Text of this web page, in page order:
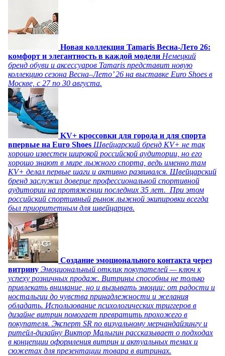
Новая коллекция Tamaris Весна-Лето 26:
комфорт и элегантность в каждой модели Немецкий
бренд обуви и аксессуаров Tamaris представит новую
коллекцию сезона Весна–Лето’ 26 на выставке Euro Shoes в
Москве, с 27 по 30 августа.
KV+ кроссовки для города и для спорта
впервые на Euro Shoes Швейцарский бренд KV+ не так
хорошо известен широкой российской аудитории, но его
хорошо знают в мире лыжного спорта, ведь именно там
KV+ делал первые шаги и активно развивался. Швейцарский
бренд заслужил доверие профессиональной спортивной
аудитории на протяжении последних 35 лет. При этом
российский спортивный рынок лыжной экипировки всегда
был приоритетным для швейцарцев.
Создание эмоционального контакта через
витрину Эмоциональный отклик покупателей — ключ к
успеху розничных продаж. Витрины способны не только
привлекать внимание, но и вызывать эмоции: от радости и
ностальгии до чувства принадлежности и желания
обладать. Использование психологических триггеров в
дизайне витрин помогает превратить прохожего в
покупателя. Эксперт SR по визуальному мерчандайзингу и
ритейл-дизайну Виктор Малыгин рассказывает о подходах
в концепции оформления витрин и актуальных темах и
сюжетах для презентации товара в витринах.